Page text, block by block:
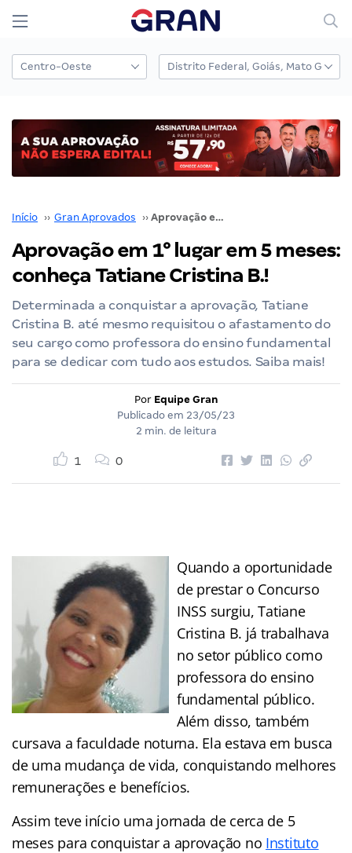
Início ›› Gran Aprovados ›› Aprovação em 1° lugar em 5 meses: conheça Tatiane Cristina B.!
Aprovação em 1° lugar em 5 meses:
conheça Tatiane Cristina B.!
Determinada a conquistar a aprovação, Tatiane
Cristina B. até mesmo requisitou o afastamento do
seu cargo como professora do ensino fundamental
para se dedicar com tudo aos estudos. Saiba mais!
Por Equipe Gran
Publicado em 23/05/23
2 min. de leitura
1 0
Quando a oportunidade
de prestar o Concurso
INSS surgiu, Tatiane
Cristina B. já trabalhava
no setor público como
professora do ensino
fundamental público.
Além disso, também
cursava a faculdade noturna. Ela estava em busca
de uma mudança de vida, conquistando melhores
remunerações e benefícios.
Assim teve início uma jornada de cerca de 5
meses para conquistar a aprovação no Instituto